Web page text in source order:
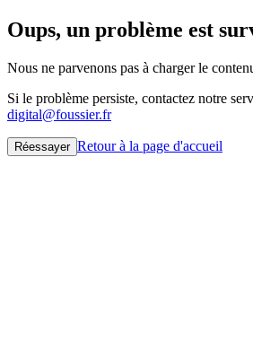
Oups, un problème est
Nous ne parvenons pas à charger le
Si le problème persiste, contactez notre
digital@foussier.fr
Réessayer Retour à la page d'accueil